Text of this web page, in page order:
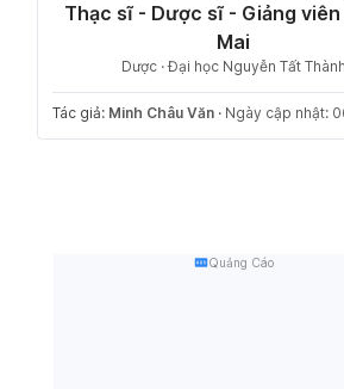
Thạc sĩ - Dược sĩ - Giảng viên
Mai
Dược · Đại học Nguyễn Tất Thành
Tác giả: Minh Châu Văn · Ngày cập nhật:
Quảng Cáo